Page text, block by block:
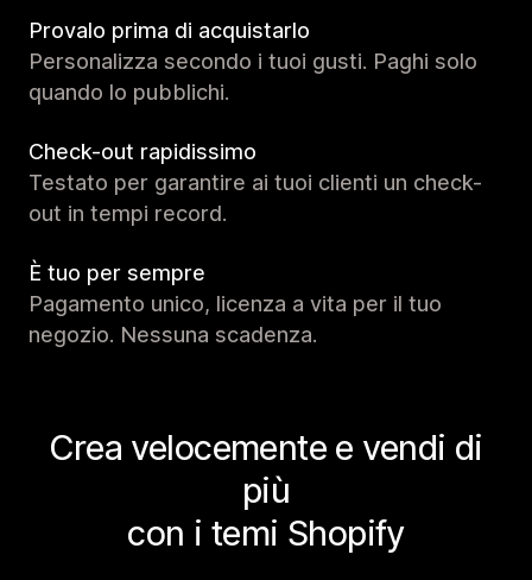
Provalo prima di acquistarlo
Personalizza secondo i tuoi gusti. Paghi solo
quando lo pubblichi.
Check-out rapidissimo
Testato per garantire ai tuoi clienti un check-
out in tempi record.
È tuo per sempre
Pagamento unico, licenza a vita per il tuo
negozio. Nessuna scadenza.
Crea velocemente e vendi di
più
con i temi Shopify